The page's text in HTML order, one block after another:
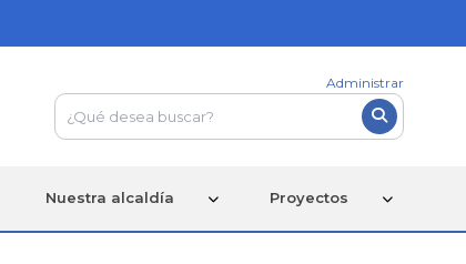
Administrar
Nuestra alcaldía Proyectos